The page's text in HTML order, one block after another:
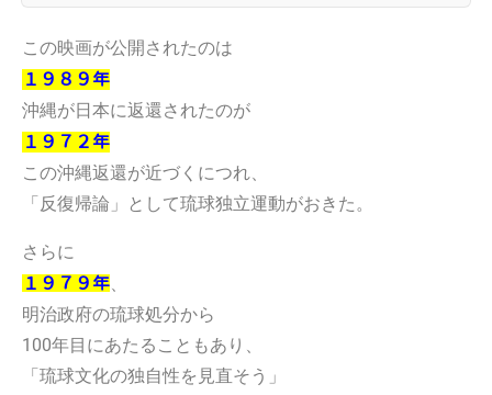
この映画が公開されたのは
１９８９年
沖縄が日本に返還されたのが
１９７２年
この沖縄返還が近づくにつれ、
「反復帰論」として琉球独立運動がおきた。
さらに
１９７９年、
明治政府の琉球処分から
100年目にあたることもあり、
「琉球文化の独自性を見直そう」